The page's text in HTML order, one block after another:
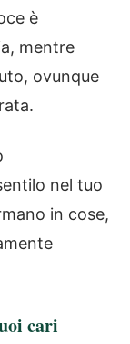
è
mentre
ovunque
nel tuo
in cose,
cari